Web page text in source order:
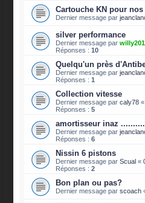
Cartouche KN pour nos
Dernier message par
silver performance
Dernier message par
Réponses :10
Quelqu'un près
Dernier message par
Réponses :1
Collection vitesse
Dernier message parcaly78
Réponses :5
amortisseur inaz
Dernier message par
Réponses :6
Nissin 6 pistons
Dernier message parScual «
Réponses :2
Bon plan ou pas?
Dernier message parscoach